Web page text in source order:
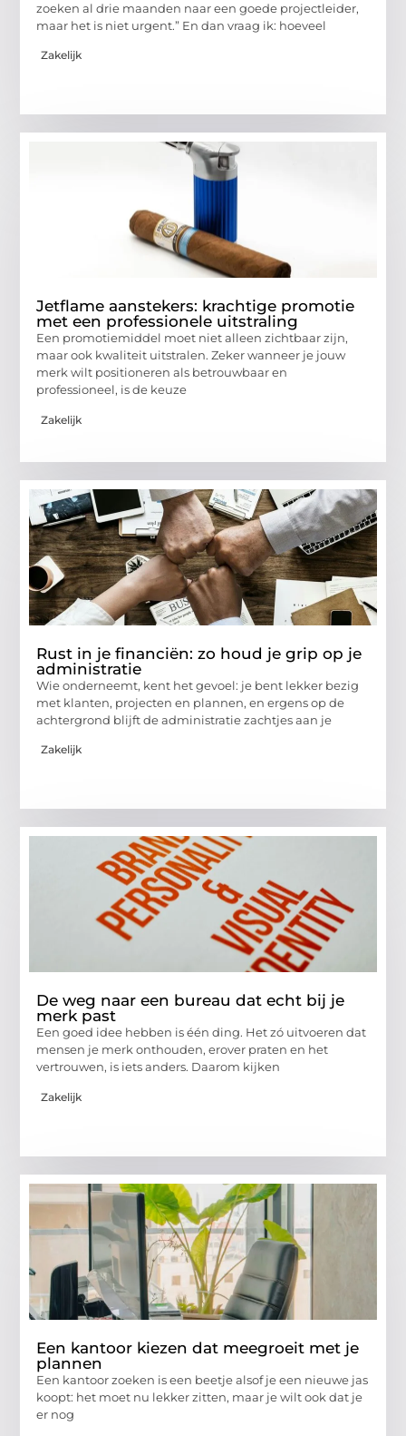
zoeken al drie maanden naar een goede projectleider,
maar het is niet urgent.” En dan vraag ik: hoeveel
Zakelijk
Jetflame aanstekers: krachtige promotie
met een professionele uitstraling
Een promotiemiddel moet niet alleen zichtbaar zijn,
maar ook kwaliteit uitstralen. Zeker wanneer je jouw
merk wilt positioneren als betrouwbaar en
professioneel, is de keuze
Zakelijk
Rust in je financiën: zo houd je grip op je
administratie
Wie onderneemt, kent het gevoel: je bent lekker bezig
met klanten, projecten en plannen, en ergens op de
achtergrond blijft de administratie zachtjes aan je
Zakelijk
De weg naar een bureau dat echt bij je
merk past
Een goed idee hebben is één ding. Het zó uitvoeren dat
mensen je merk onthouden, erover praten en het
vertrouwen, is iets anders. Daarom kijken
Zakelijk
Een kantoor kiezen dat meegroeit met je
plannen
Een kantoor zoeken is een beetje alsof je een nieuwe jas
koopt: het moet nu lekker zitten, maar je wilt ook dat je
er nog